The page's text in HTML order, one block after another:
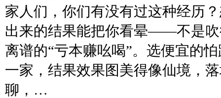
家人们，你们有没有过这种经历
出来的结果能把你看晕——不是吹
离谱的“亏本赚吆喝”。选便宜的
一家，结果效果图美得像仙境，
聊，…